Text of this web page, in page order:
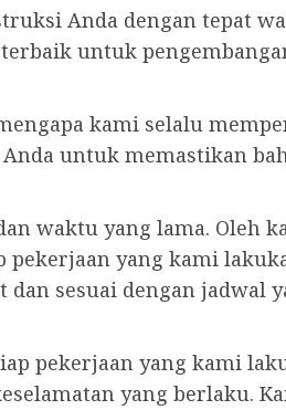
Anda dengan tepat
untuk
kami selalu
untuk memastikan
waktu yang lama. Oleh
yang kami
sesuai dengan jadwal
pekerjaan yang kami
yang berlaku.